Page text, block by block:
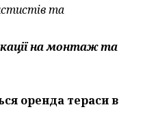
та
на монтаж та
оренда тераси в